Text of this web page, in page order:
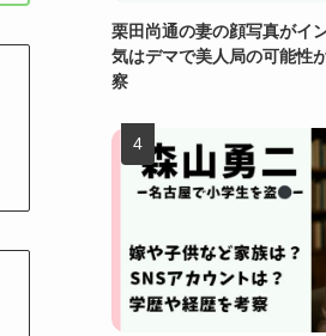
栗田尚通の妻の顔写真がイ
気はデマで美人局の可能性
察